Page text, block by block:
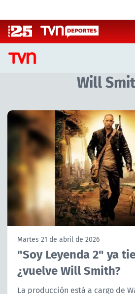
CASTING MASTERCHEF CHILE
CASTING TVN VERTICAL
TVN VERTICAL
TVN PLAY
PROGRAMAS
TELESERIES
ACTUALIDAD Y TENDENCIAS
CORPORATIVO Y TRANSPARENCIA
Will
Artículos relacionados con Will Smith
Martes 21 de abril de 2026
"Soy Leyenda 2" ya
¿vuelve Will Smith?
La producción está a cargo de